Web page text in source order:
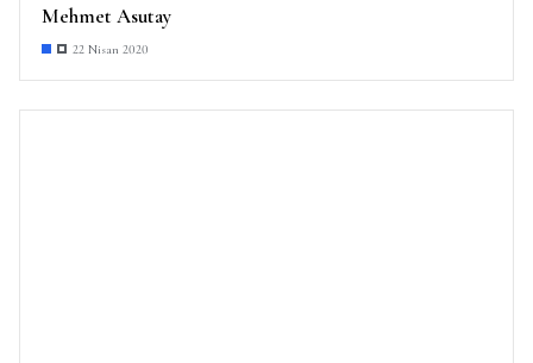
Mehmet Asutay
22 Nisan 2020